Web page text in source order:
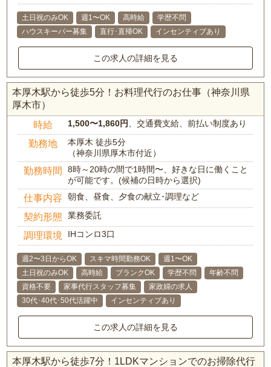
土日祝のみOK 週1〜OK 高時給
学歴不問
ハウスキーパー募集
直行･直帰OK インセンティブあり
この求人の詳細を見る
本厚木駅から徒歩5分！お料理代行のお仕事（神奈川県
厚木市）
時給 1,500〜1,860円 、交通費支給、前払い制度あり
勤務地
本厚木 徒歩5分
（神奈川県厚木市付近）
勤務時間
8時～20時の間で1時間〜、好きな日に働くこと
が可能です。(候補の日時から選択)
仕事内容 朝食、昼食、夕食の献立･調理など
契約形態 業務委託
調理環境 IHコンロ3口
週2〜3日からOK スキマ時間勤務OK
週1〜OK
土日祝のみOK
高時給 ブランクOK 学歴不問
年齢不問
資格不要
家事代行スタッフ募集
家政婦の求人
30代･40代･50代活躍中
インセンティブあり
この求人の詳細を見る
本厚木駅から徒歩7分！1LDKマンションでのお掃除代行